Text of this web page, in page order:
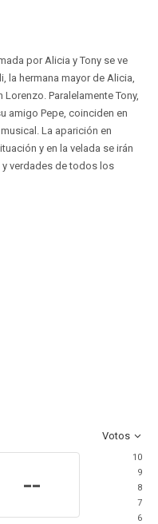
por Alicia y Tony se ve
la hermana mayor de Alicia,
Paralelamente Tony,
amigo Pepe, coinciden en
La aparición en
y en la velada se irán
verdades de todos los
Votos
--
10
9
8
7
6